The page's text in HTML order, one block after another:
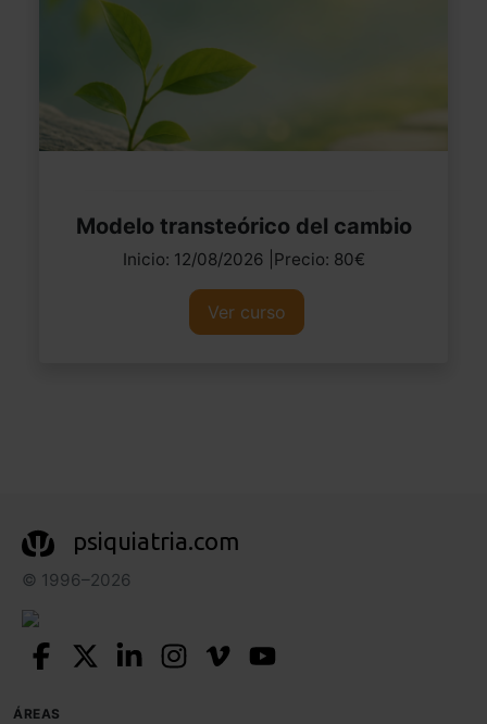
Modelo transteórico del cambio
Inicio: 12/08/2026 |Precio: 80€
Ver curso
psiquiatria.com
© 1996–2026
ÁREAS